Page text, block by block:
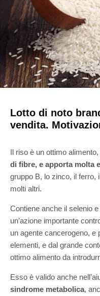
Lotto di noto
vendita.
Il riso è un ottimo
di fibre, e apporta molta
gruppo B, lo zinco, il ferro,
molti altri.
Contiene anche il selenio
un’azione importante
un agente cancerogeno, e
elementi, e dal grande
ottimo alimento da
Esso è valido anche
sindrome metabolica,